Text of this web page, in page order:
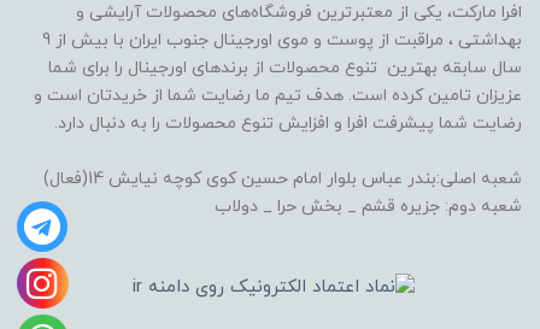
افرا مارکت، یکی از معتبرترین فروشگاه‌های محصولات آرایشی و
بهداشتی ، مراقبت از پوست و موی اورجینال جنوب ایران با بیش از 9
سال سابقه بهترین تنوع محصولات از برندهای اورجینال را برای شما
عزیزان تامین کرده است. هدف تیم ما رضایت شما از خریدتان است و
رضایت شما پیشرفت افرا و افزایش تنوع محصولات را به دنبال دارد.
شعبه اصلی:بندر عباس بلوار امام حسین کوی کوچه نیایش 14(فعال)
شعبه دوم: جزیره قشم _ بخش حرا _ دولاب